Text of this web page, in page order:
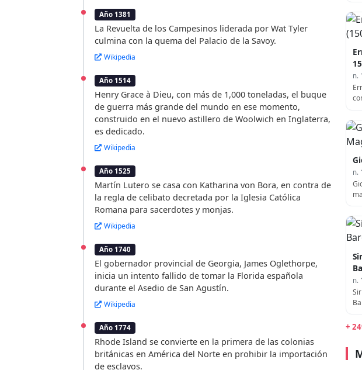
Año 1381
La Revuelta de los Campesinos liderada por Wat Tyler
culmina con la quema del Palacio de la Savoy.
Wikipedia
Año 1514
Henry Grace à Dieu, con más de 1,000 toneladas, el buque
de guerra más grande del mundo en ese momento,
construido en el nuevo astillero de Woolwich en Inglaterra,
es dedicado.
Wikipedia
Año 1525
Martín Lutero se casa con Katharina von Bora, en contra de
la regla de celibato decretada por la Iglesia Católica
Romana para sacerdotes y monjas.
Wikipedia
Año 1740
El gobernador provincial de Georgia, James Oglethorpe,
inicia un intento fallido de tomar la Florida española
durante el Asedio de San Agustín.
Wikipedia
Año 1774
Rhode Island se convierte en la primera de las colonias
británicas en América del Norte en prohibir la importación
de esclavos.
n.
n.
n.
+